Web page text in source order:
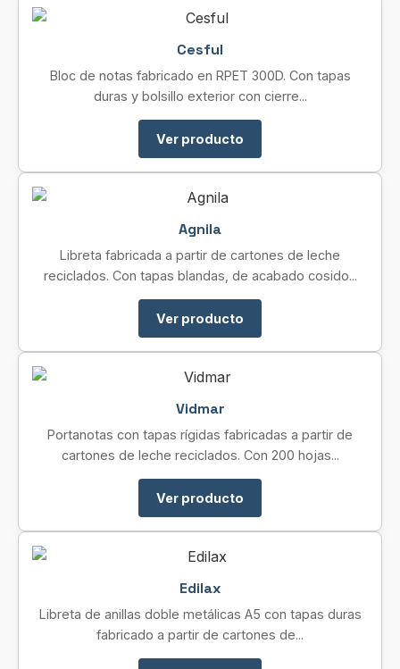
Cesful
Bloc de notas fabricado en RPET 300D. Con tapas
duras y bolsillo exterior con cierre...
Ver producto
Agnila
Libreta fabricada a partir de cartones de leche
reciclados. Con tapas blandas, de acabado cosido...
Ver producto
Vidmar
Portanotas con tapas rígidas fabricadas a partir de
cartones de leche reciclados. Con 200 hojas...
Ver producto
Edilax
Libreta de anillas doble metálicas A5 con tapas duras
fabricado a partir de cartones de...